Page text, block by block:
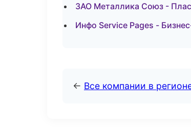
ЗАО Металлика Союз -
Инфо Service Pages -
← Все компании в